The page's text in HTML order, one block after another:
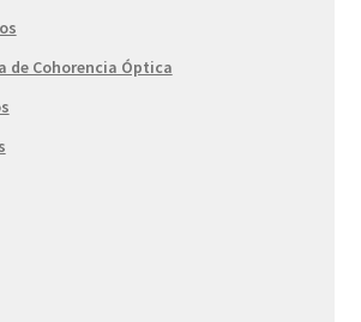
de Cohorencia Óptica